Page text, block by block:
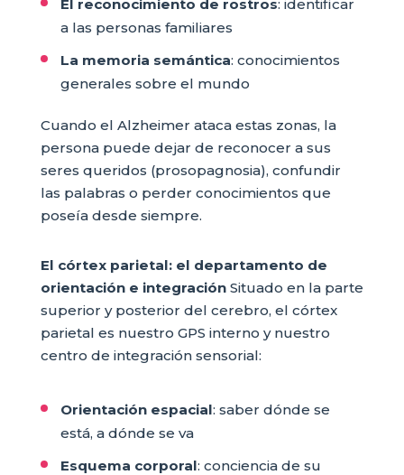
El reconocimiento de rostros: identificar
a las personas familiares
La memoria semántica: conocimientos
generales sobre el mundo
Cuando el Alzheimer ataca estas zonas, la
persona puede dejar de reconocer a sus
seres queridos (prosopagnosia), confundir
las palabras o perder conocimientos que
poseía desde siempre.
El córtex parietal: el departamento de
orientación e integraciónSituado en la parte
superior y posterior del cerebro, el córtex
parietal es nuestro GPS interno y nuestro
centro de integración sensorial:
Orientación espacial: saber dónde se
está, a dónde se va
Esquema corporal: conciencia de su